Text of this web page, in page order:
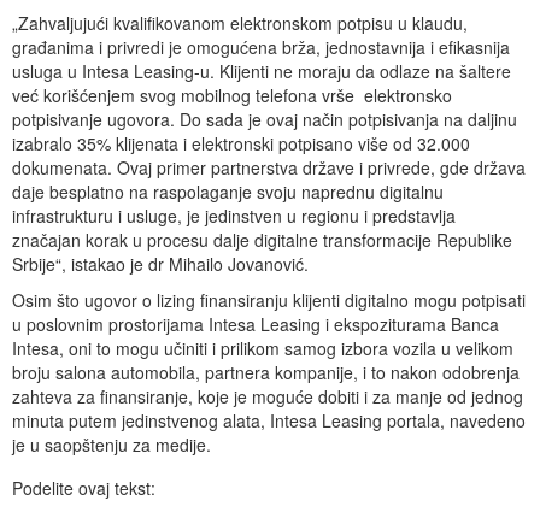
„Zahvaljujući kvalifikovanom elektronskom potpisu u klaudu,
građanima i privredi je omogućena brža, jednostavnija i efikasnija
usluga u Intesa Leasing-u. Klijenti ne moraju da odlaze na šaltere
već korišćenjem svog mobilnog telefona vrše elektronsko
potpisivanje ugovora. Do sada je ovaj način potpisivanja na daljinu
izabralo 35% klijenata i elektronski potpisano više od 32.000
dokumenata. Ovaj primer partnerstva države i privrede, gde država
daje besplatno na raspolaganje svoju naprednu digitalnu
infrastrukturu i usluge, je jedinstven u regionu i predstavlja
značajan korak u procesu dalje digitalne transformacije Republike
Srbije“, istakao je dr Mihailo Jovanović.
Osim što ugovor o lizing finansiranju klijenti digitalno mogu potpisati
u poslovnim prostorijama Intesa Leasing i ekspoziturama Banca
Intesa, oni to mogu učiniti i prilikom samog izbora vozila u velikom
broju salona automobila, partnera kompanije, i to nakon odobrenja
zahteva za finansiranje, koje je moguće dobiti i za manje od jednog
minuta putem jedinstvenog alata, Intesa Leasing portala, navedeno
je u saopštenju za medije.
Podelite ovaj tekst: